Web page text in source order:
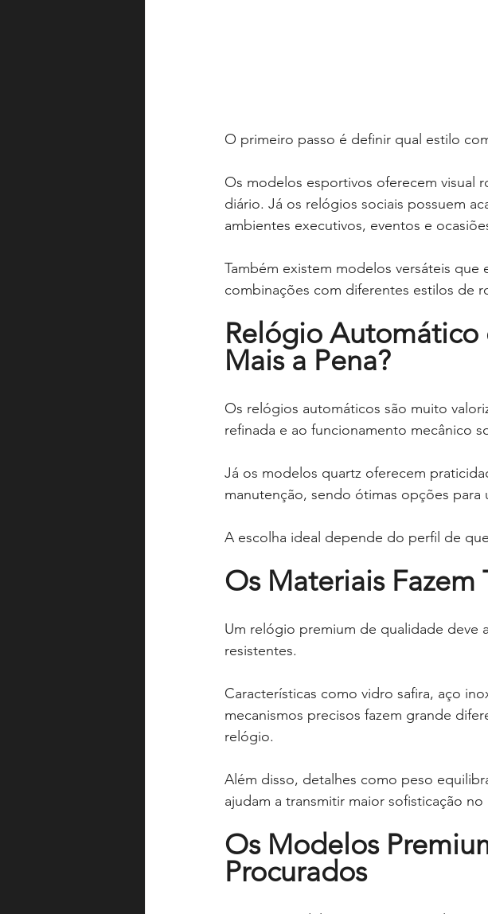
O primeiro passo é definir qual estilo
Os modelos esportivos oferecem visual
diário. Já os relógios sociais possuem
ambientes executivos, eventos e
Também existem modelos versáteis
combinações com diferentes estilos de
Relógio Automático
Mais a Pena?
Os relógios automáticos são muito
refinada e ao funcionamento mecânico
Já os modelos quartz oferecem
manutenção, sendo ótimas opções para
A escolha ideal depende do perfil de
Os Materiais Fazem
Um relógio premium de qualidade deve
resistentes.
Características como vidro safira, aço
mecanismos precisos fazem grande
relógio.
Além disso, detalhes como peso
ajudam a transmitir maior sofisticação no
Os Modelos
Procurados